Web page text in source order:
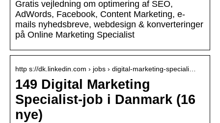
Gratis vejledning om optimering af SEO,
AdWords, Facebook, Content Marketing, e-
mails nyhedsbreve, webdesign & konverteringer
på Online Marketing Specialist
http s://dk.linkedin.com › jobs › digital-marketing-speciali…
149 Digital Marketing
Specialist-job i Danmark (16
nye)